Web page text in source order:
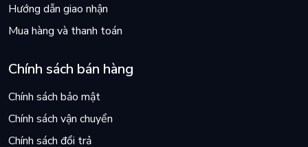
Hướng dẫn giao nhận
Mua hàng và thanh toán
Chính sách bán hàng
Chính sách bảo mật
Chính sách vận chuyển
Chính sách đổi trả